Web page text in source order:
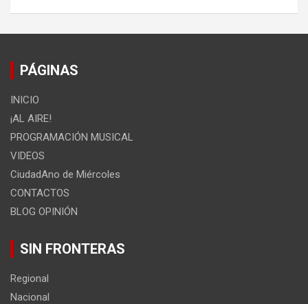
PÁGINAS
INICIO
¡AL AIRE!
PROGRAMACIÓN MUSICAL
VIDEOS
CiudadAno de Miércoles
CONTACTOS
BLOG OPINIÓN
SIN FRONTERAS
Regional
Nacional